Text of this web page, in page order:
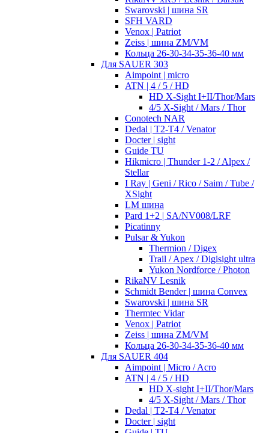
Swarovski | шина SR
SFH VARD
Venox | Patriot
Zeiss | шина ZM/VM
Кольца 26-30-34-35-36-40 мм
Для SAUER 303
Aimpoint | micro
ATN | 4 / 5 / HD
HD X-Sight I+II/Thor/Mars
4/5 X-Sight / Mars / Thor
Conotech NAR
Dedal | T2-T4 / Venator
Docter | sight
Guide TU
Hikmicro | Thunder 1-2 / Alpex /
Stellar
I Ray | Geni / Rico / Saim / Tube /
XSight
LM шина
Pard 1+2 | SA/NV008/LRF
Picatinny
Pulsar & Yukon
Thermion / Digex
Trail / Apex / Digisight ultra
Yukon Nordforce / Photon
RikaNV Lesnik
Schmidt Bender | шина Convex
Swarovski | шина SR
Thermtec Vidar
Venox | Patriot
Zeiss | шина ZM/VM
Кольца 26-30-34-35-36-40 мм
Для SAUER 404
Aimpoint | Micro / Acro
ATN | 4 / 5 / HD
HD X-sight I+II/Thor/Mars
4/5 X-Sight / Mars / Thor
Dedal | T2-T4 / Venator
Docter | sight